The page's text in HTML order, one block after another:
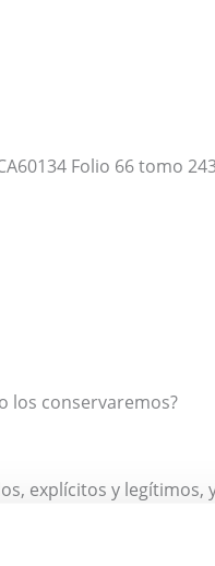
Folio 66 tomo
los conservaremos?
explícitos y legítimos,